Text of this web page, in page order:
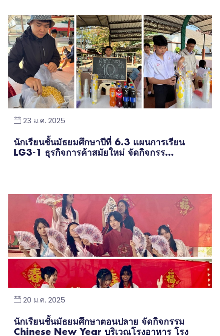
23 ม.ค. 2025
นักเรียนชั้นมัธยมศึกษาปีที่ 6.3 แผนการเรียน
LG3-1 ธุรกิจการค้าสมัยใหม่ จัดกิจกรร...
20 ม.ค. 2025
นักเรียนชั้นมัธยมศึกษาตอนปลาย จัดกิจกรรม
Chinese New Year บริเวณโรงอาหาร โรง